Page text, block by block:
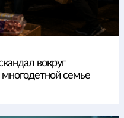
вокруг
семье